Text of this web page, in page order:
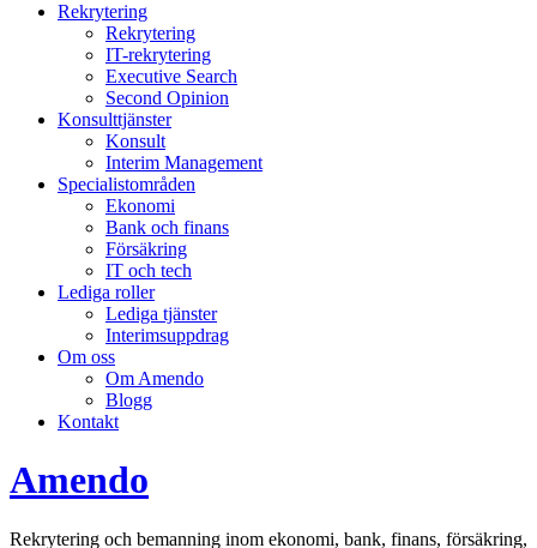
Rekrytering
Rekrytering
IT-rekrytering
Executive Search
Second Opinion
Konsulttjänster
Konsult
Interim Management
Specialistområden
Ekonomi
Bank och finans
Försäkring
IT och tech
Lediga roller
Lediga tjänster
Interimsuppdrag
Om oss
Om Amendo
Blogg
Kontakt
Amendo
Rekrytering och bemanning inom ekonomi, bank, finans, försäkring,